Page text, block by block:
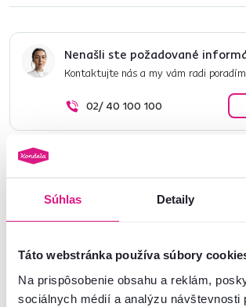
Súhlas Detaily
Táto webstránka používa súbory
Na prispôsobenie obsahu a reklám,
sociálnych médií a analýzu návštevnosti
Nenašli ste požadované
Kontaktujte nás a my vám radi
02/ 40 100 100
Podobné produkty
Slovenský výrobok Akcia
Novinka